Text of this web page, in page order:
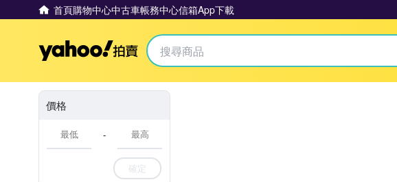
首頁購物中心中古車帳務中心信箱App下載
Yahoo拍賣
價格
-
確定